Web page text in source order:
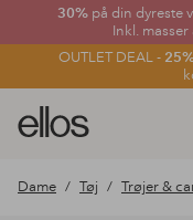
30% på din dyreste
Inkl.
OUTLET DEAL -
Ellos
logo
gå
Dame Tøj Trøjer &